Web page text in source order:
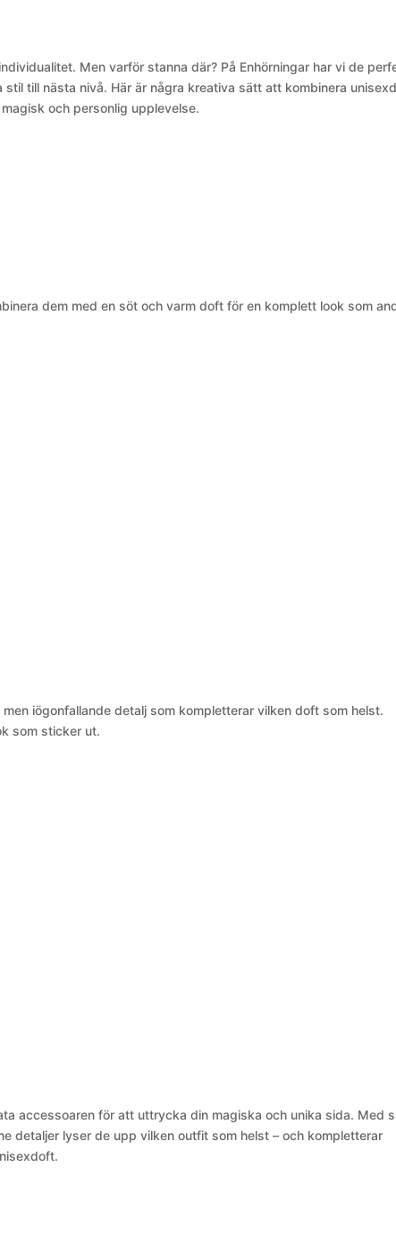
Men varför stanna där? På Enhörningar har vi de
till nästa nivå. Här är några kreativa sätt att kombinera
och personlig upplevelse.
dem med en söt och varm doft för en komplett look som
iögonfallande detalj som kompletterar vilken doft som helst.
som sticker ut.
accessoaren för att uttrycka din magiska och unika sida. Med
detaljer lyser de upp vilken outfit som helst – och kompletterar